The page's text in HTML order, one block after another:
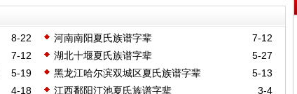
8-22
7-12
河南南阳夏氏族谱字辈
7-12
5-27
湖北十堰夏氏族谱字辈
5-19
5-13
黑龙江哈尔滨双城区夏氏族谱字辈
4-18
3-4
江西鄱阳汀池夏氏族谱字辈